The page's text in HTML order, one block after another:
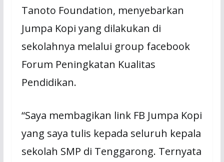
Tanoto Foundation, menyebarkan
Jumpa Kopi yang dilakukan di
sekolahnya melalui group facebook
Forum Peningkatan Kualitas
Pendidikan.
“Saya membagikan link FB Jumpa Kopi
yang saya tulis kepada seluruh kepala
sekolah SMP di Tenggarong. Ternyata